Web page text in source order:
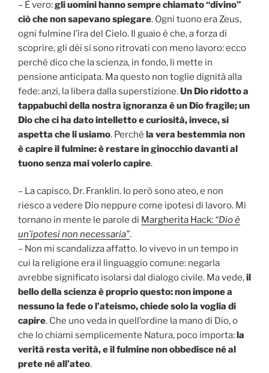
– È vero:gli uomini hanno sempre chiamato “divino”
ciò che non sapevano spiegare. Ogni tuono era Zeus,
ogni fulmine l’ira del Cielo. Il guaio è che, a forza di
scoprire, gli dèi si sono ritrovati con meno lavoro: ecco
perché dico che la scienza, in fondo, li mette in
pensione anticipata. Ma questo non toglie dignità alla
fede: anzi, la libera dalla superstizione.Un Dio ridotto a
tappabuchi della nostra ignoranza è un Dio fragile; un
Dio che ci ha dato intelletto e curiosità, invece, si
aspetta che li usiamo. Perché la vera bestemmia non
è capire il fulmine: è restare in ginocchio davanti al
tuono senza mai volerlo capire.
– La capisco, Dr. Franklin. Io però sono ateo, e non
riesco a vedere Dio neppure come ipotesi di lavoro. Mi
tornano in mente le parole di Margherita Hack: “Dio è
un’ipotesi non necessaria”.
– Non mi scandalizza affatto. Io vivevo in un tempo in
cui la religione era il linguaggio comune: negarla
avrebbe significato isolarsi dal dialogo civile. Ma vede,il
bello della scienza è proprio questo: non impone a
nessuno la fede o l’ateismo, chiede solo la voglia di
capire. Che uno veda in quell’ordine la mano di Dio, o
che lo chiami semplicemente Natura, poco importa:la
verità resta verità, e il fulmine non obbedisce né al
prete né all’ateo.